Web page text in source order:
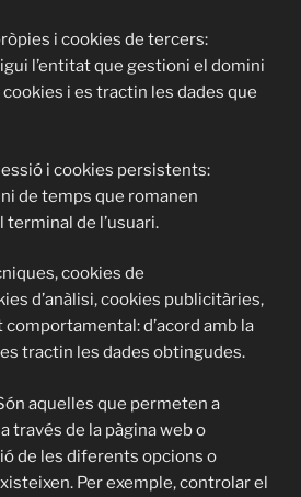
i cookies de tercers:
l’entitat que gestioni el domini
cookies i es tractin les dades que
i cookies persistents:
de temps que romanen
de l’usuari.
cookies de
d’anàlisi, cookies publicitàries,
d’acord amb la
tractin les dades obtingudes.
aquelles que permeten a
través de la pàgina web o
de les diferents opcions o
Per exemple, controlar el